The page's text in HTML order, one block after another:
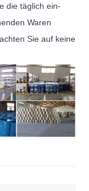
die täglich ein-
Waren
Sie auf keine